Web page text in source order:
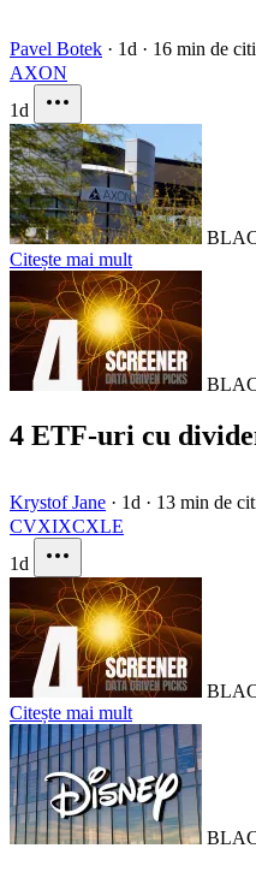
Pavel Botek · 1d · 16 min de
AXON
1d
Citește mai mult
4 ETF-uri cu
Krystof Jane · 1d · 13 min de
CVXIXCXLE
1d
Citește mai mult